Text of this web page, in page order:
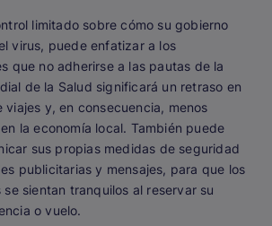
limitado sobre cómo su gobierno
virus, puede enfatizar a los
que no adherirse a las pautas de la
de la Salud significará un retraso en
viajes y, en consecuencia, menos
la economía local. También puede
sus propias medidas de seguridad
publicitarias y mensajes, para que los
sientan tranquilos al reservar su
o vuelo.